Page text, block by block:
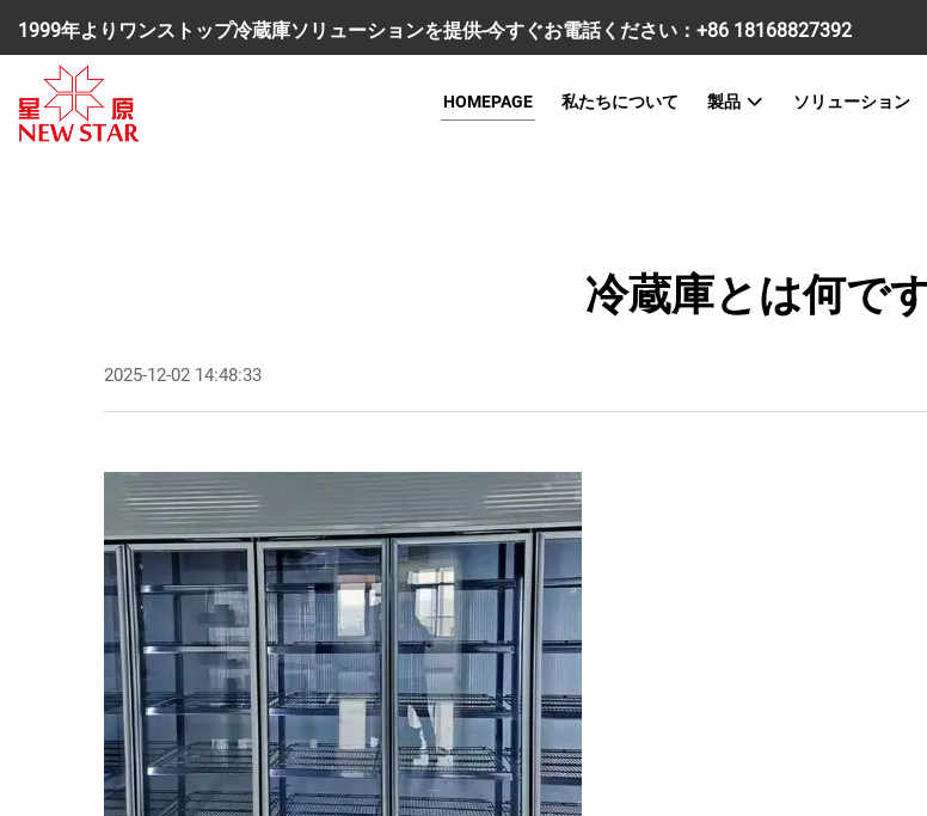
1999年よりワンストップ冷蔵庫ソリューションを提供-今すぐお電話ください： +86 18168827392
HOMEPAGE 私たちについて 製品 ソリューション
冷蔵庫とは何で
2025-12-02 14:48:33